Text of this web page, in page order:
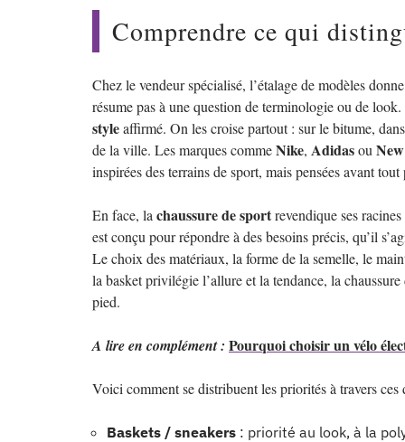
Comprendre ce qui
Chez le vendeur spécialisé, l’étalage de modèles
résume pas à une question de terminologie ou de
styleaffirmé. On les croise partout : sur le bitume,
de la ville. Les marques commeNike, Adidasou
inspirées des terrains de sport, mais pensées avant
En face, la chaussure de sportrevendique ses
est conçu pour répondre à des besoins précis, qu’il
Le choix des matériaux, la forme de la semelle, le
la basket privilégie l’allure et la tendance, la
pied.
A lire en complément : Pourquoi choisir un vélo
Voici comment se distribuent les priorités à travers ces
Baskets / sneakers : priorité au look, à la